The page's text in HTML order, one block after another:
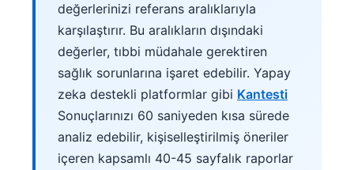
değerlerinizi referans aralıklarıyla
karşılaştırır. Bu aralıkların dışındaki
değerler, tıbbi müdahale gerektiren
sağlık sorunlarına işaret edebilir. Yapay
zeka destekli platformlar gibi Kantesti
Sonuçlarınızı 60 saniyeden kısa sürede
analiz edebilir, kişiselleştirilmiş öneriler
içeren kapsamlı 40-45 sayfalık raporlar